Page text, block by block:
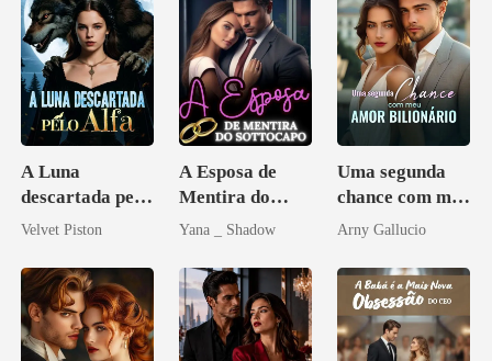
A Luna
descartada pelo
Alfa
Velvet Piston
A Esposa de
Mentira do
Sottocapo
Yana _ Shadow
Uma segunda
chance com meu
amor bilionário
Arny Gallucio